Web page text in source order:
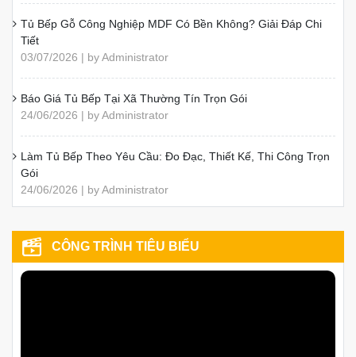
Tủ Bếp Gỗ Công Nghiệp MDF Có Bền Không? Giải Đáp Chi
Tiết
03/07/2026 | by Administrator
Báo Giá Tủ Bếp Tại Xã Thường Tín Trọn Gói
24/06/2026 | by Administrator
Làm Tủ Bếp Theo Yêu Cầu: Đo Đạc, Thiết Kế, Thi Công Trọn
Gói
24/06/2026 | by Administrator
CÔNG TRÌNH TIÊU BIỂU